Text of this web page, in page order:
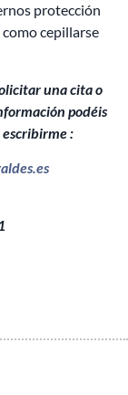
protección
cepillarse
una cita o
podéis
: